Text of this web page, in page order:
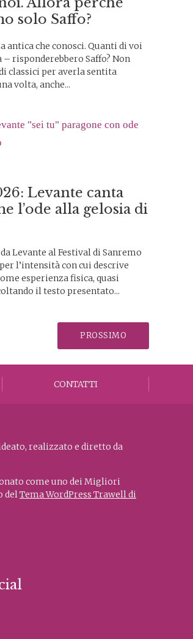
solo Saffo?
antica che conosci. Quanti di voi
– risponderebbero Saffo? Non
classici per averla sentita
volta, anche...
Levante canta
l’ode alla gelosia di
Levante al Festival di Sanremo
l’intensità con cui descrive
esperienza fisica, quasi
il testo presentato...
PROSSIMO
CONTATTI
realizzato e diretto da
come uno dei Migliori
delTema WordPress Trawell di